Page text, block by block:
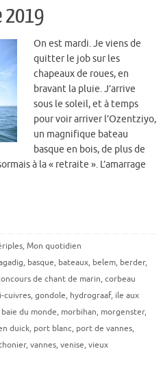
2019
On est mardi. Je viens de
quitter le job sur les
chapeaux de roues, en
bravant la pluie. J’arrive
sous le soleil, et à temps
pour voir arriver l’Ozentziyo,
un magnifique bateau
basque en bois, de plus de
à la « retraite ». L’amarrage
, Mon quotidien
, basque, bateaux, belem, berder,
de chant de marin, corbeau
cuivres, gondole, hydrograaf, ile aux
baie du monde, morbihan, morgenster,
duick, port blanc, port de vannes,
thonier, vannes, venise, vieux